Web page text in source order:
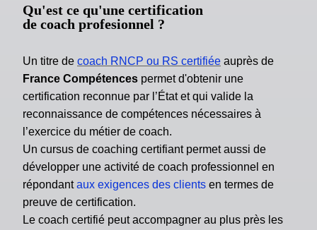
Qu'est ce qu'une certification
de coach profesionnel ?
Un titre de coach RNCP ou RS certifiée auprès de
France Compétences permet d'obtenir une
certification reconnue par l’État et qui valide la
reconnaissance de compétences nécessaires à
l’exercice du métier de coach.
Un cursus de coaching certifiant permet aussi de
développer une activité de coach professionnel en
répondant aux exigences des clients en termes de
preuve de certification.
Le coach certifié peut accompagner au plus près les